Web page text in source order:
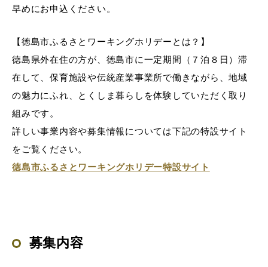
早めにお申込ください。
【徳島市ふるさとワーキングホリデーとは？】
徳島県外在住の方が、徳島市に一定期間（７泊８日）滞
在して、保育施設や伝統産業事業所で働きながら、地域
の魅力にふれ、とくしま暮らしを体験していただく取り
組みです。
詳しい事業内容や募集情報については下記の特設サイト
をご覧ください。
徳島市ふるさとワーキングホリデー特設サイト
募集内容